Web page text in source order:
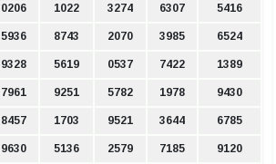
0206 1022 3274 6307 5416
5936 8743 2070 3985 6524
9328 5619 0537 7422 1389
7961 9251 5782 1978 9430
8457 1703 9521 3644 6785
9630 5136 2579 7185 9120